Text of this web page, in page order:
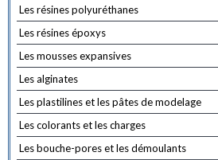
Les résines polyuréthanes
Les résines époxys
Les mousses expansives
Les alginates
Les plastilines et les pâtes de modelage
Les colorants et les charges
Les bouche-pores et les démoulants